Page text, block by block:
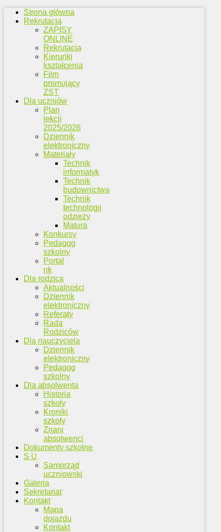
Strona główna
Rekrutacja
ZAPISY
ONLINE
Rekrutacja
Kierunki
kształcenia
Film
promujący
ZST
Dla uczniów
Plan
lekcji
2025/2026
Dziennik
elektroniczny
Materiały
Technik
informatyk
Technik
budownictwa
Technik
technologii
odzieży
Matura
Konkursy
Pedagog
szkolny
Portal
nk
Dla rodzica
Aktualności
Dziennik
elektroniczny
Referaty
Rada
Rodziców
Dla nauczyciela
Dziennik
elektroniczny
Pedagog
szkolny
Dla absolwenta
Historia
szkoły
Kroniki
szkoły
Znani
absolwenci
Dokumenty szkolne
S U
Samorząd
uczniowski
Galeria
Sekretariat
Kontakt
Mapa
dojazdu
Kontakt